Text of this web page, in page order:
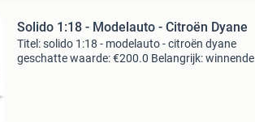
Solido 1:18 - Modelauto - Citroën Dyane
Titel: solido 1:18 - modelauto - citroën dyane
geschatte waarde: €200.0 Belangrijk: winnende